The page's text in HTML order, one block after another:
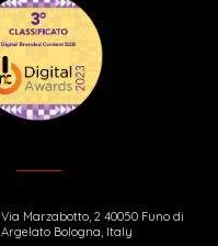
Via Marzabotto, 2 40050 Funo di
Argelato Bologna, Italy